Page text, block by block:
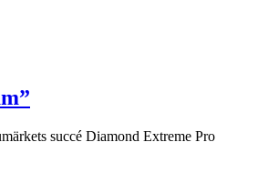
succé Diamond Extreme Pro